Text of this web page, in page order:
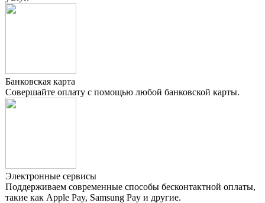
Банковская карта
Совершайте оплату с помощью любой банковской карты.
Электронные сервисы
Поддерживаем современные способы бесконтактной оплаты,
такие как Apple Pay, Samsung Pay и другие.